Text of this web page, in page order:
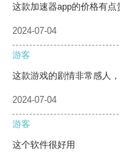
这款加速器app的价格有点
2024-07-04
游客
这款游戏的剧情非常感人
2024-07-04
游客
这个软件很好用